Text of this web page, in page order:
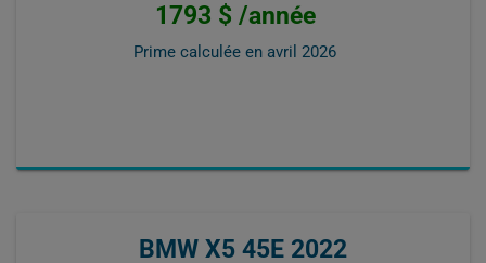
1793 $ /année
Prime calculée en avril 2026
BMW X5 45E 2022